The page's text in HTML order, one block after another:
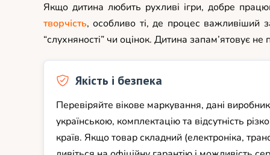
Якщо дитина любить рухливі ігри, добре
творчість, особливо ті, де процес важливіший
“слухняності” чи оцінок. Дитина запам’ятовує
Якість і безпека
Перевіряйте вікове маркування, дані
українською, комплектацію та відсутність
країв. Якщо товар складний (електроніка,